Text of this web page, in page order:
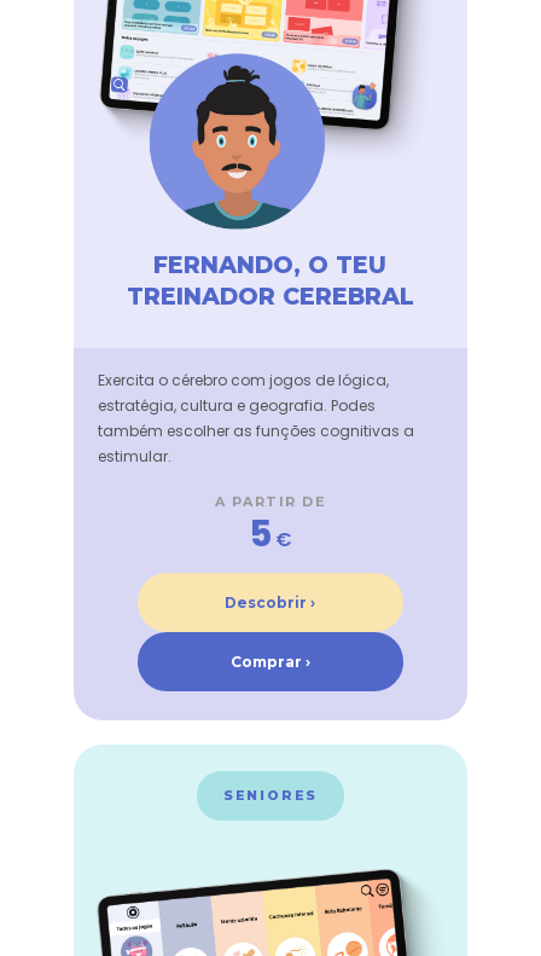
FERNANDO, O TEU
TREINADOR CEREBRAL
Exercita o cérebro com jogos de lógica,
estratégia, cultura e geografia. Podes
também escolher as funções cognitivas a
estimular.
A PARTIR DE
5 €
Descobrir ›
Comprar ›
SENIORES